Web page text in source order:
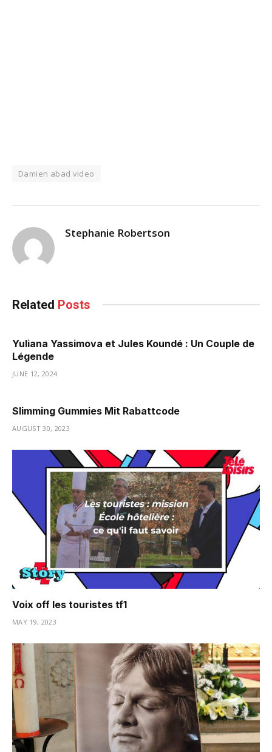
Damien abad video
Stephanie Robertson
Related Posts
Yuliana Yassimova et Jules Koundé : Un Couple de
Légende
JUNE 12, 2024
Slimming Gummies Mit Rabattcode
AUGUST 30, 2023
Voix off les touristes tf1
MAY 19, 2023